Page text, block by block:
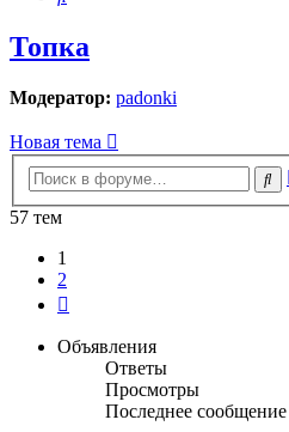
Топка
Модератор: padonki
Новая тема
57 тем
1
2
Объявления
Ответы
Просмотры
Последнее сообщение